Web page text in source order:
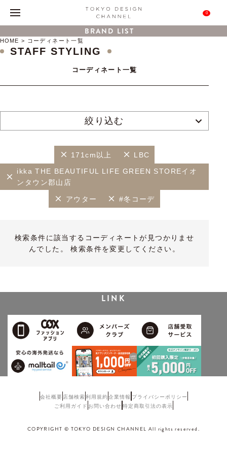
0
BRAND LIST
HOME コーディネート一覧
STAFF STYLING
コーディネート一覧
絞り込む
171cm以上 LBC
ikka THE BEAUTIFUL LIFE GREEN STOREイオ
ンタウン郡山店
アウター #冬コーデ
検索条件に該当するコーディネートが見つかりませ
んでした。 検索条件を変更してください。
LINK
会社概要 店舗検索利用規約企業情報 プライバシーポリシー
ご利用ガイド お問い合わせ 特定商取引法の表示
COPYRIGHT © TOKYO DESIGN CHANNEL All rights reserved.